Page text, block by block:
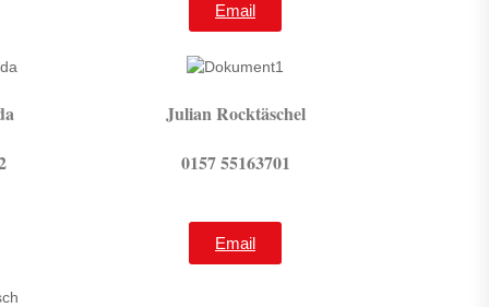
Email
Julian Rocktäschel
0157 55163701
Email